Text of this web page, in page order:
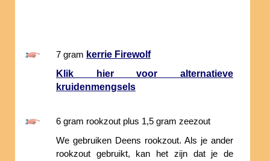
7 gram kerrie Firewolf
Klik hier voor alternatieve
kruidenmengsels
6 gram rookzout plus 1,5 gram zeezout
We gebruiken Deens rookzout. Als je ander
rookzout gebruikt, kan het zijn dat je de